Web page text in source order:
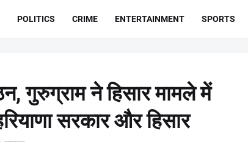
POLITICS CRIME ENTERTAINMENT SPORTS
गुरुग्राम ने हिसार मामले में
सरकार और हिसार